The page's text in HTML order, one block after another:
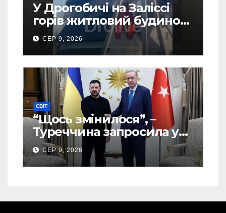
У Дрогобичі на Заліссі
горів житловий будинок
(Відео)
СЕР 9, 2026
СВІТ
“Щось змінилося”, –
Туреччина запросила у
США дозвіл передати
Україні ATACMS та M270
СЕР 9, 2026